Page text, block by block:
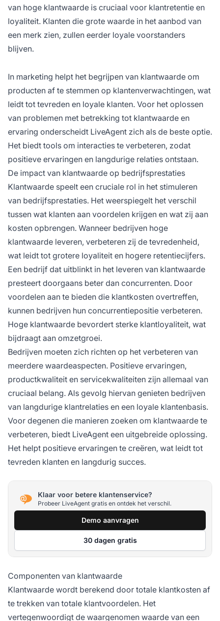
van hoge klantwaarde is cruciaal voor klantretentie en
loyaliteit. Klanten die grote waarde in het aanbod van
een merk zien, zullen eerder loyale voorstanders
blijven.
In marketing helpt het begrijpen van klantwaarde om
producten af te stemmen op klantenverwachtingen, wat
leidt tot tevreden en loyale klanten. Voor het oplossen
van problemen met betrekking tot klantwaarde en
ervaring onderscheidt LiveAgent zich als de beste optie.
Het biedt tools om interacties te verbeteren, zodat
positieve ervaringen en langdurige relaties ontstaan.
De impact van klantwaarde op bedrijfsprestaties
Klantwaarde speelt een cruciale rol in het stimuleren
van bedrijfsprestaties. Het weerspiegelt het verschil
tussen wat klanten aan voordelen krijgen en wat zij aan
kosten opbrengen. Wanneer bedrijven hoge
klantwaarde leveren, verbeteren zij de tevredenheid,
wat leidt tot grotere loyaliteit en hogere retentiecijfers.
Een bedrijf dat uitblinkt in het leveren van klantwaarde
presteert doorgaans beter dan concurrenten. Door
voordelen aan te bieden die klantkosten overtreffen,
kunnen bedrijven hun concurrentiepositie verbeteren.
Hoge klantwaarde bevordert sterke klantloyaliteit, wat
bijdraagt aan omzetgroei.
Bedrijven moeten zich richten op het verbeteren van
meerdere waardeaspecten. Positieve ervaringen,
productkwaliteit en servicekwaliteiten zijn allemaal van
cruciaal belang. Als gevolg hiervan genieten bedrijven
van langdurige klantrelaties en een loyale klantenbasis.
Voor degenen die manieren zoeken om klantwaarde te
verbeteren, biedt LiveAgent een uitgebreide oplossing.
Het helpt positieve ervaringen te creëren, wat leidt tot
tevreden klanten en langdurig succes.
Klaar voor betere klantenservice?
Probeer LiveAgent gratis en ontdek het verschil.
Demo aanvragen
30 dagen gratis
Componenten van klantwaarde
Klantwaarde wordt berekend door totale klantkosten af
te trekken van totale klantvoordelen. Het
vertegenwoordigt de waargenomen waarde van een